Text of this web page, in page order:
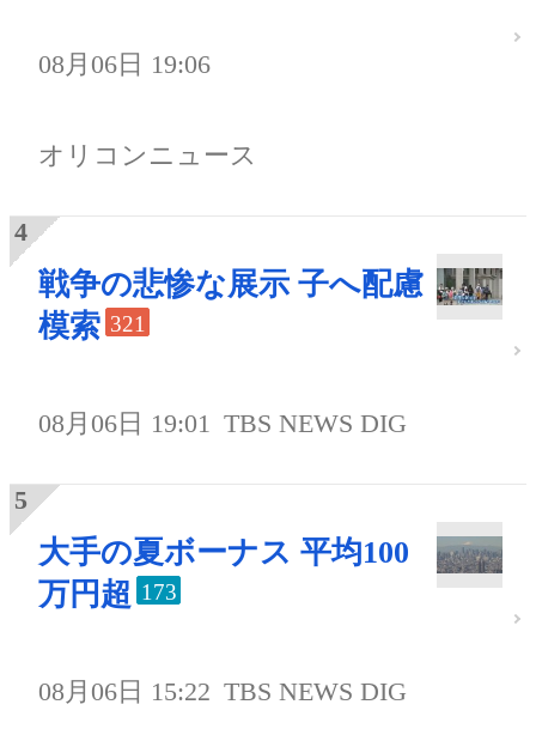
08月06日 19:06
オリコンニュース
戦争の悲惨な展示 子へ配慮
模索 321
08月06日 19:01 TBS NEWS DIG
大手の夏ボーナス 平均100
万円超 173
08月06日 15:22 TBS NEWS DIG